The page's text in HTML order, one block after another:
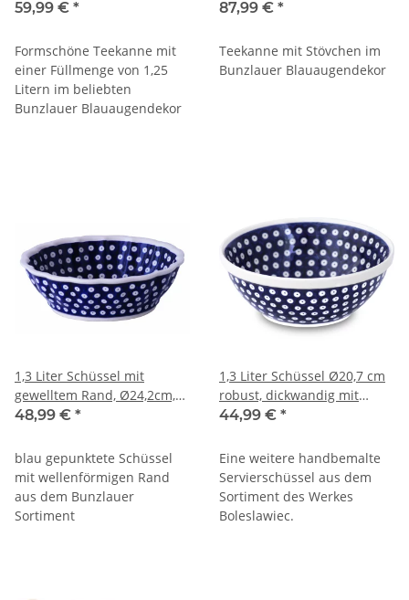
59,99 € *
Formschöne Teekanne mit
einer Füllmenge von 1,25
Litern im beliebten
Bunzlauer Blauaugendekor
87,99 € *
Teekanne mit Stövchen im
Bunzlauer Blauaugendekor
1,3 Liter Schüssel mit
gewelltem Rand, Ø24,2cm,
H=7,7cm, Dekor 42
48,99 € *
blau gepunktete Schüssel
mit wellenförmigen Rand
aus dem Bunzlauer
Sortiment
1,3 Liter Schüssel Ø20,7 cm
robust, dickwandig mit
Innendekor [Form 1] Dekor
44,99 € *
Eine weitere handbemalte
Servierschüssel aus dem
Sortiment des Werkes
Boleslawiec.